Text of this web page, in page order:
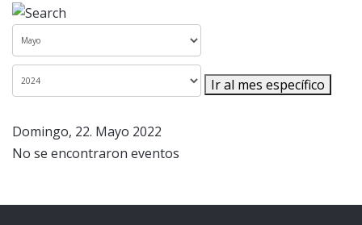
Ir al mes específico
Domingo, 22. Mayo 2022
No se encontraron eventos